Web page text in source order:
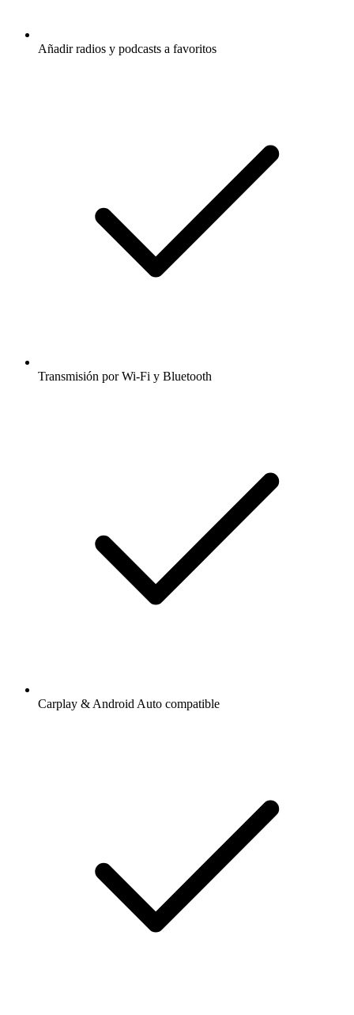
Añadir radios y podcasts a favoritos
Transmisión por Wi-Fi y Bluetooth
Carplay & Android Auto compatible